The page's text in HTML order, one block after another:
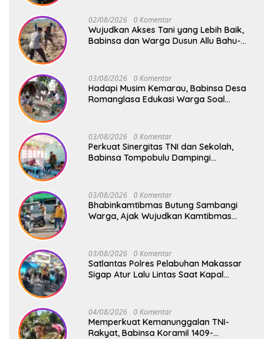
02/08/2026 0 Komentar
Wujudkan Akses Tani yang Lebih Baik,
Babinsa dan Warga Dusun Allu Bahu-
03/08/2026 0 Komentar
Hadapi Musim Kemarau, Babinsa Desa
Romanglasa Edukasi Warga Soal
03/08/2026 0 Komentar
Perkuat Sinergitas TNI dan Sekolah,
Babinsa Tompobulu Dampingi
03/08/2026 0 Komentar
Bhabinkamtibmas Butung Sambangi
Warga, Ajak Wujudkan Kamtibmas
03/08/2026 0 Komentar
Satlantas Polres Pelabuhan Makassar
Sigap Atur Lalu Lintas Saat Kapal
04/08/2026 0 Komentar
Memperkuat Kemanunggalan TNI-
Rakyat, Babinsa Koramil 1409-